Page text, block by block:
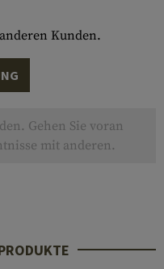
Kunden.
Gehen Sie voran
mit anderen.